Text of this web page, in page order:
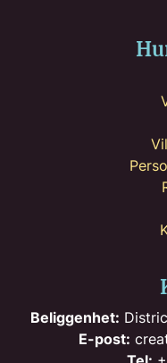
Beliggenhet:
E-post: